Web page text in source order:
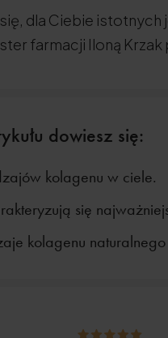
dla Ciebie
farmacji Iloną
dowiesz się:
kolagenu w ciele.
się
kolagenu